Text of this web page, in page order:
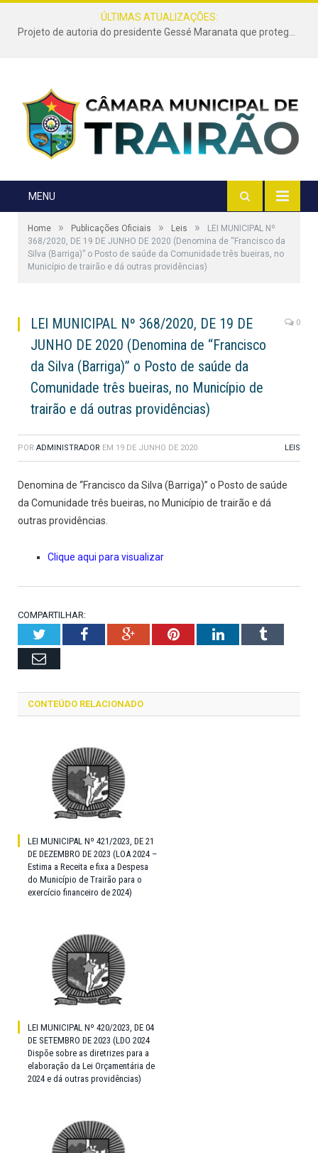
ÚLTIMAS ATUALIZAÇÕES:
Projeto de autoria do presidente Gessé Maranata que protege as estradas vicinais de Trairão é transformado em lei
MENU
Home » Publicações Oficiais » Leis »
LEI MUNICIPAL Nº
368/2020, DE 19 DE JUNHO DE 2020 (Denomina de “Francisco da
Silva (Barriga)” o Posto de saúde da Comunidade três bueiras, no
Município de trairão e dá outras providências)
LEI MUNICIPAL Nº 368/2020, DE 19 DE
JUNHO DE 2020 (Denomina de “Francisco
da Silva (Barriga)” o Posto de saúde da
Comunidade três bueiras, no Município de
trairão e dá outras providências)
0
POR ADMINISTRADOR EM 19 DE JUNHO DE 2020 LEIS
Denomina de “Francisco da Silva (Barriga)” o Posto de saúde
da Comunidade três bueiras, no Município de trairão e dá
outras providências.
Clique aqui para visualizar
COMPARTILHAR:
TwitterFacebookGoogle+PinterestLinkedInTumblr
Email
CONTEÚDO RELACIONADO
LEI MUNICIPAL Nº 421/2023, DE 21
DE DEZEMBRO DE 2023 (LOA 2024 –
Estima a Receita e fixa a Despesa
do Município de Trairão para o
exercício financeiro de 2024)
LEI MUNICIPAL Nº 420/2023, DE 04
DE SETEMBRO DE 2023 (LDO 2024
Dispõe sobre as diretrizes para a
elaboração da Lei Orçamentária de
2024 e dá outras providências)